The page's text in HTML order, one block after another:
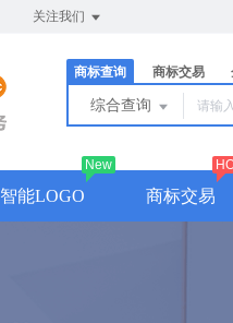
关注我们
商标查询 商标交易
综合查询
智能LOGO
New
商标交易